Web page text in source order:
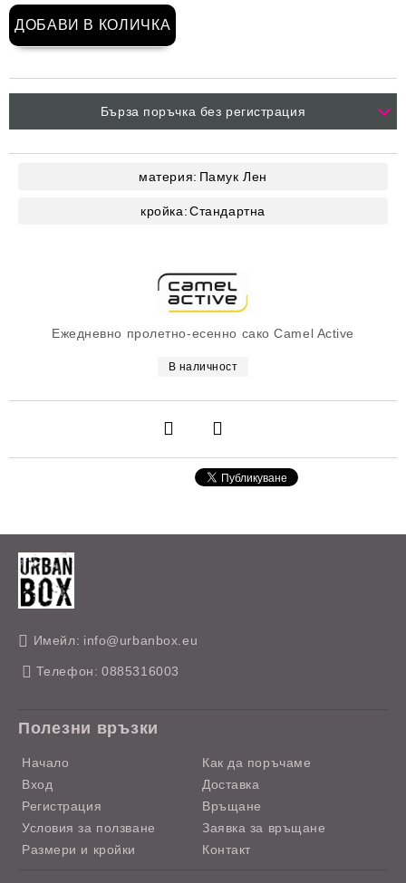
Ежедневно пролетно-есенно сако Camel Active
В наличност
Бърза поръчка без регистрация
материя: Памук Лен
кройка:Стандартна
Имейл: info@urbanbox.eu
Телефон: 0885316003
Полезни връзки
Начало
Вход
Регистрация
Условия за ползване
Размери и кройки
Как да поръчаме
Доставка
Връщане
Заявка за връщане
Контакт